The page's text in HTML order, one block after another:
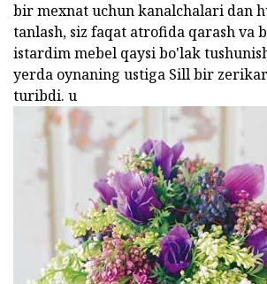
bir mexnat uchun kanalchalari dan
tanlash, siz faqat atrofida qarash va
istardim mebel qaysi bo'lak
yerda oynaning ustiga Sill bir
turibdi. u